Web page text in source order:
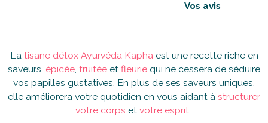
Vos avis
La tisane détox Ayurvéda Kaphaest une recette riche en
saveurs, épicée, fruitée et fleurie qui ne cessera de séduire
vos papilles gustatives. En plus de ses saveurs uniques,
elle améliorera votre quotidien en vous aidant à structurer
votre corps et votre esprit.